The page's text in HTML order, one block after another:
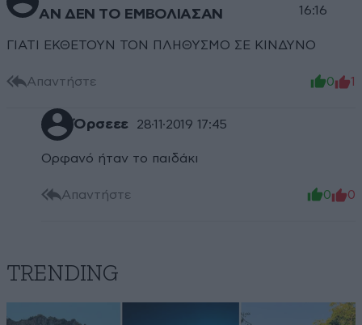
ΑΝ ΔΕΝ ΤΟ ΕΜΒΟΛΙΑΣΑΝ
16:16
ΓΙΑΤΙ ΕΚΘΕΤΟΥΝ ΤΟΝ ΠΛΗΘΥΣΜΟ ΣΕ ΚΙΝΔΥΝΟ
Απαντήστε 0 1
Όρσεεε 28·11·2019 17:45
Ορφανό ήταν το παιδάκι
Απαντήστε 0 0
TRENDING